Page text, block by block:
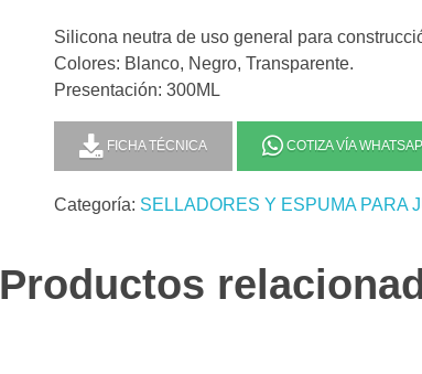
Silicona neutra de uso general para
Colores: Blanco, Negro, Transparente.
Presentación: 300ML
FICHA TÉCNICA COTIZA VÍA
Categoría: SELLADORES Y ESPUMA PARA
Productos